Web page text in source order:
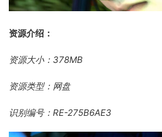
资源介绍：
资源大小：378MB
资源类型：网盘
识别编号： RE-275B6AE3